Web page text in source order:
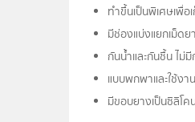
ทำขึ้นเป็นพิเศษเพื่
มีช่องแบ่งแยกเม็ด
กันน้ำและกันชื้น ไม่
แบบพกพาและใช้ง
มีขอบยางเป็นซิลิโ